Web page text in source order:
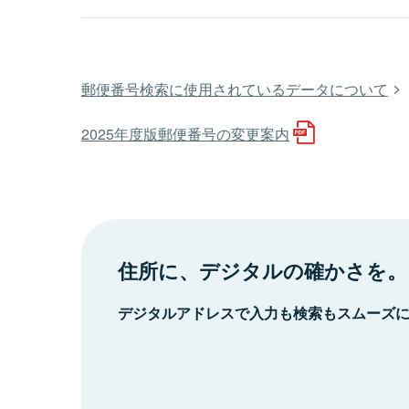
郵便番号検索に使用されているデータについて
2025年度版郵便番号の変更案内
住所に、デジタルの確かさを。
デジタルアドレスで入力も検索もスムーズ